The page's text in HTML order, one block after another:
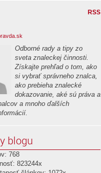
RSS
Odborné rady a tipy zo
sveta znaleckej činnosti.
Získajte prehľad o tom, ako
si vybrať správneho znalca,
ako prebieha znalecké
dokazovanie, aké sú práva a
a mnoho ďalších
blogu
768
823244x